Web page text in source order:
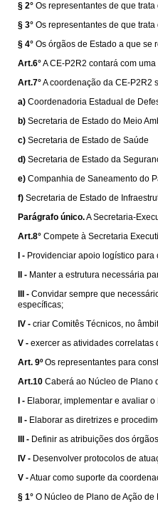
§ 2° Os representantes de que
§ 3° Os representantes de que
§ 4° Os órgãos de Estado a que se
Art.6°A CE-P2R2 contará com
Art.7°A coordenação da CE-P2R2
a) Coordenadoria Estadual de
b) Secretaria de Estado do Meio
c) Secretaria de Estado de Saúde
d) Secretaria de Estado da
e) Companhia de Saneamento do
f) Secretaria de Estado de
Parágrafo único.A Secretaria-
Art.8° Compete à Secretaria
I - Providenciar apoio logístico
II - Manter a estrutura necessária
III - Convidar sempre que
específicas;
IV - criar Comitês Técnicos, no
V - exercer as atividades correlatas
Art. 9º Os representantes para
Art.10 Caberá ao Núcleo de Plano
I - Elaborar, implementar e avaliar
II - Elaborar as diretrizes e
III - Definir as atribuições dos
IV - Desenvolver protocolos de
V -Atuar como suporte da
§ 1° O Núcleo de Plano de Ação